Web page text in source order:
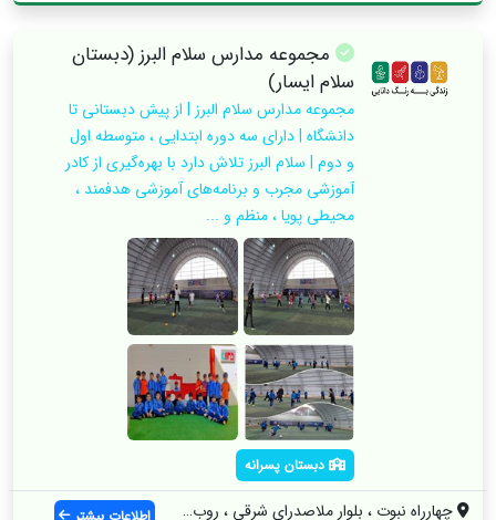
مجموعه مدارس سلام البرز (دبستان
سلام ایسار)
مجموعه مدارس سلام البرز | از پیش دبستانی تا
دانشگاه | دارای سه دوره ابتدایی ، متوسطه اول
و دوم | سلام البرز تلاش دارد با بهره‌گیری از کادر
آموزشی مجرب و برنامه‌های آموزشی هدفمند ،
محیطی پویا ، منظم و ...
دبستان پسرانه
چهارراه نبوت ، بلوار ملاصدرای شرقی ، روب...